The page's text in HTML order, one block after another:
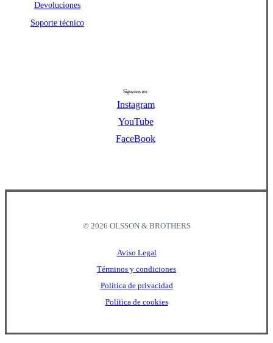
Devoluciones
Soporte técnico
Síguenos en:
Instagram
YouTube
FaceBook
© 2026 OLSSON & BROTHERS
Aviso Legal
Términos y condiciones
Política de privacidad
Política de cookies